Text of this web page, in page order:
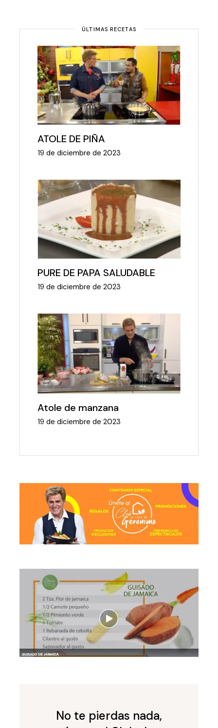
ÚLTIMAS RECETAS
ATOLE DE PIÑA
19 de diciembre de 2023
PURE DE PAPA SALUDABLE
19 de diciembre de 2023
Atole de manzana
19 de diciembre de 2023
No te pierdas nada,